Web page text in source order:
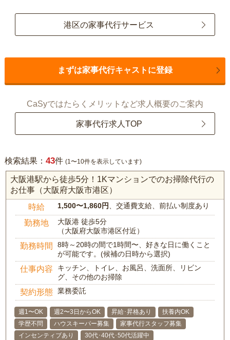
港区の家事代行サービス
まずは家事代行キャストに登録
CaSyではたらくメリットなど求人概要のご案内
家事代行求人TOP
検索結果： 43件 (1〜10件を表示しています)
大阪港駅から徒歩5分！1Kマンションでのお掃除代行の
お仕事（大阪府大阪市港区）
時給 1,500〜1,860円、交通費支給、前払い制度あり
勤務地
大阪港 徒歩5分
（大阪府大阪市港区付近）
勤務時間
8時～20時の間で1時間〜、好きな日に働くこと
が可能です。(候補の日時から選択)
仕事内容
キッチン、トイレ、お風呂、洗面所、リビン
グ、その他のお掃除
契約形態 業務委託
週1〜OK 週2〜3日からOK 昇給･昇格あり
扶養内OK
学歴不問
ハウスキーパー募集
家事代行スタッフ募集
インセンティブあり
30代･40代･50代活躍中